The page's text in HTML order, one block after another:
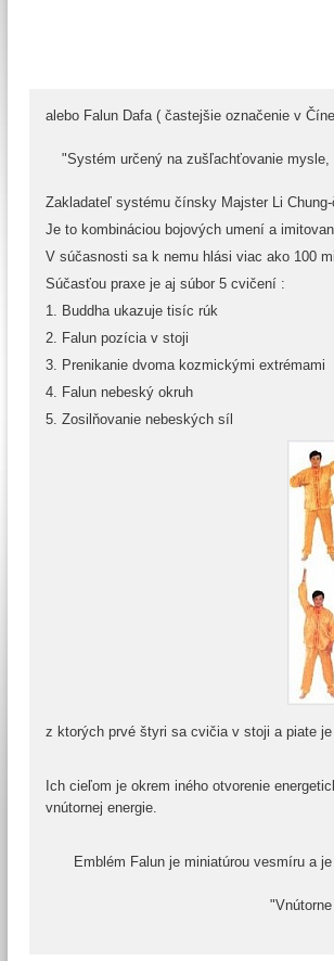
alebo Falun Dafa ( častejšie označenie v
"Systém určený na zušľachťovanie
Zakladateľ systému čínsky Majster Li
Je to kombináciou bojových umení a
V súčasnosti sa k nemu hlási viac ako 100
Súčasťou praxe je aj súbor 5 cvičení :
1. Buddha ukazuje tisíc rúk
2. Falun pozícia v stoji
3. Prenikanie dvoma kozmickými extrémami
4. Falun nebeský okruh
5. Zosilňovanie nebeských síl
z ktorých prvé štyri sa cvičia v stoji a piate
Ich cieľom je okrem iného otvorenie
vnútornej energie.
Emblém Falun je miniatúrou vesmíru a